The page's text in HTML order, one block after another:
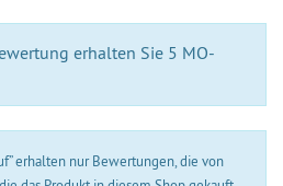
erhalten Sie 5 MO-
erhalten nur Bewertungen, die von